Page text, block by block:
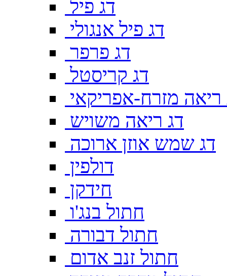
דג פיל
דג פיל אנגולי
דג פרפר
דג קריסטל
ריאה מזרח-אפריקאי
דג ריאה משויש
דג שמש אוזן ארוכה
דולפין
חידקן
חתול בנג'ו
חתול דבורה
חתול זנב אדום